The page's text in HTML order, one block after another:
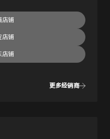
店铺
店铺
店铺
更多经销商